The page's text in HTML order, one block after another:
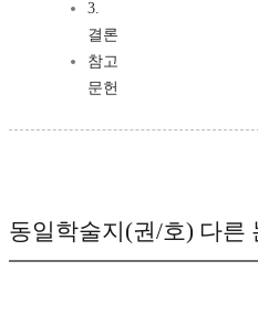
3.
결론
참고
문헌
동일학술지(권/호) 다른